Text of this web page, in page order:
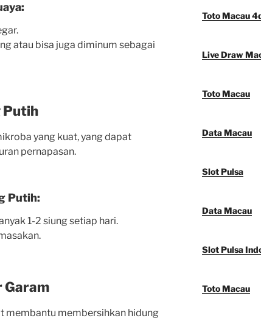
atau bisa juga diminum sebagai
Putih
yang kuat, yang dapat
pernapasan.
Putih:
1-2 siung setiap hari.
Garam
membantu membersihkan hidung
Toto Macau
Live Draw
Toto Macau
Data Macau
Slot Pulsa
Data Macau
Slot Pulsa
Toto Macau